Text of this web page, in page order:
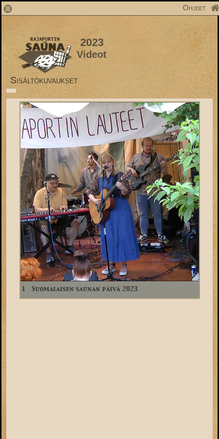
1 Ohjeet
2023
Videot
Sisältökuvaukset
1 Suomalaisen saunan päivä 2023